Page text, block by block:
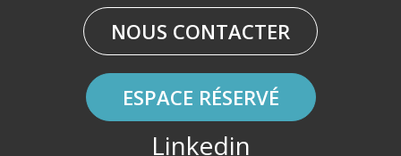
NOUS CONTACTER
ESPACE RÉSERVÉ
Linkedin